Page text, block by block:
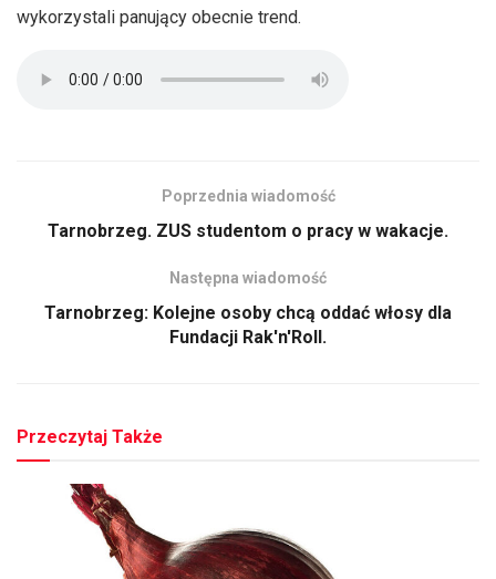
wykorzystali panujący obecnie trend.
Poprzednia wiadomość
Tarnobrzeg. ZUS studentom o pracy w wakacje.
Następna wiadomość
Tarnobrzeg: Kolejne osoby chcą oddać włosy dla
Fundacji Rak'n'Roll.
Przeczytaj Także